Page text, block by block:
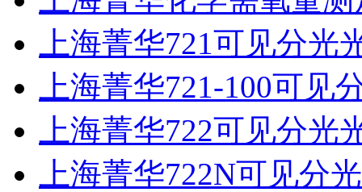
上海菁华721可见分光
上海菁华721-100可见
上海菁华722可见分光
上海菁华722N可见分